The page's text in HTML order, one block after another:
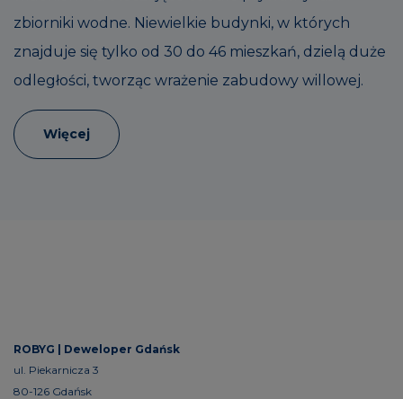
zbiorniki wodne. Niewielkie budynki, w których
znajduje się tylko od 30 do 46 mieszkań, dzielą duże
odległości, tworząc wrażenie zabudowy willowej.
Więcej
ROBYG | Deweloper Gdańsk
ul. Piekarnicza 3
80-126 Gdańsk